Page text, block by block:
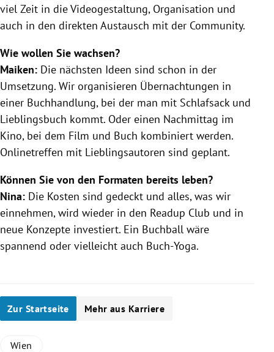
viel Zeit in die Videogestaltung, Organisation und
auch in den direkten Austausch mit der Community.
Wie wollen Sie wachsen?
Maiken: Die nächsten Ideen sind schon in der
Umsetzung. Wir organisieren Übernachtungen in
einer Buchhandlung, bei der man mit Schlafsack und
Lieblingsbuch kommt. Oder einen Nachmittag im
Kino, bei dem Film und Buch kombiniert werden.
Onlinetreffen mit Lieblingsautoren sind geplant.
Können Sie von den Formaten bereits leben?
Nina: Die Kosten sind gedeckt und alles, was wir
einnehmen, wird wieder in den Readup Club und in
neue Konzepte investiert. Ein Buchball wäre
spannend oder vielleicht auch Buch-Yoga.
Zur Startseite Mehr aus Karriere
Wien